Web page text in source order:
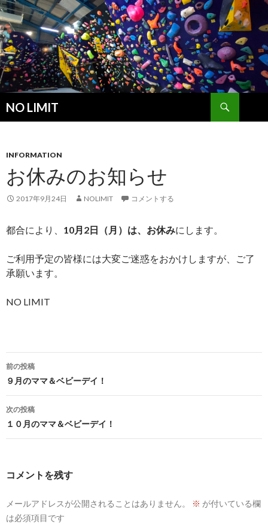
NO LIMIT
索
ン
ツ
へ
キ
プ
INFORMATION
お休みのお知らせ
2017年9月24日 NOLIMIT コメントする
都合により、 10月2日（月）は、お休みにします。
ご利用予定の皆様には大変ご迷惑をおかけしますが、ご了
承願います。
NO LIMIT
投
稿
ナ
ビ
ョ
前の投稿
９月のママ＆ベビーデイ！
次の投稿
１０月のママ＆ベビーデイ！
コメントを残す
メールアドレスが公開されることはありません。 ※ が付いている欄
は必須項目です